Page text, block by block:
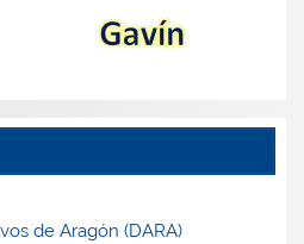
de Aragón (DARA)